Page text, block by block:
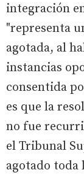
integración
"representa
agotada, al
instancias
consentida
es que la
no fue
el Tribunal
agotado toda